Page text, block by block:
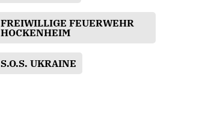
FREIWILLIGE FEUERWEHR
HOCKENHEIM
S.O.S. UKRAINE